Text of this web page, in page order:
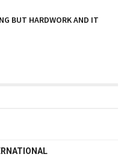
BUT HARDWORK AND IT